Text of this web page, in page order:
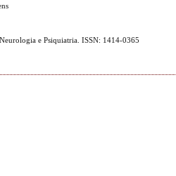
e Psiquiatria. ISSN: 1414-0365